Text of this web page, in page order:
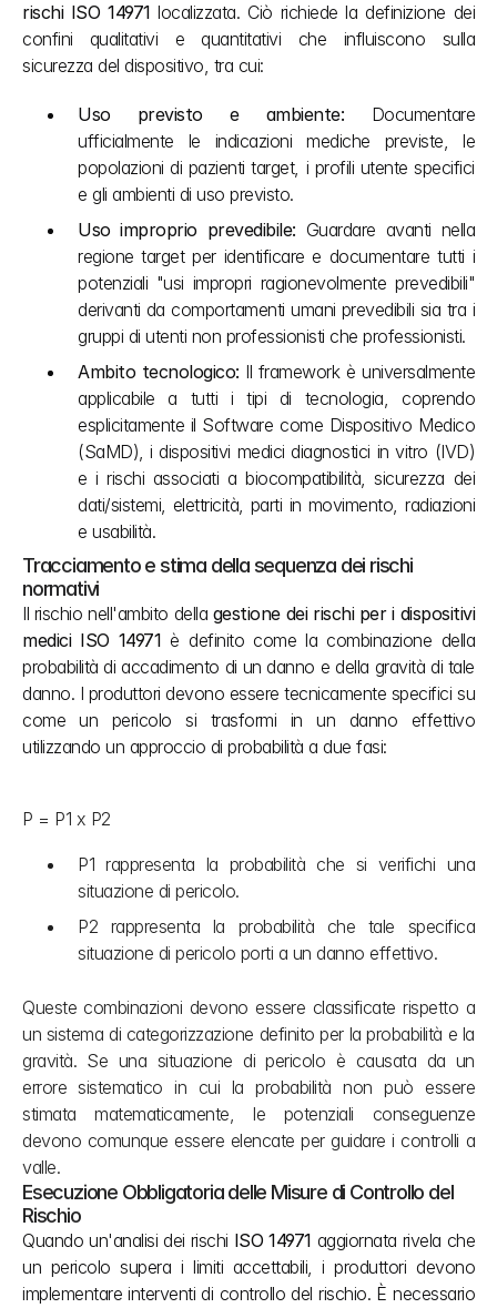
rischi ISO 14971 localizzata. Ciò richiede la definizione dei
confini qualitativi e quantitativi che influiscono sulla
sicurezza del dispositivo, tra cui:
Uso previsto e ambiente: Documentare
ufficialmente le indicazioni mediche previste, le
popolazioni di pazienti target, i profili utente specifici
e gli ambienti di uso previsto.
Uso improprio prevedibile: Guardare avanti nella
regione target per identificare e documentare tutti i
potenziali "usi impropri ragionevolmente prevedibili"
derivanti da comportamenti umani prevedibili sia tra i
gruppi di utenti non professionisti che professionisti.
Ambito tecnologico: Il framework è universalmente
applicabile a tutti i tipi di tecnologia, coprendo
esplicitamente il Software come Dispositivo Medico
(SaMD), i dispositivi medici diagnostici in vitro (IVD)
e i rischi associati a biocompatibilità, sicurezza dei
dati/sistemi, elettricità, parti in movimento, radiazioni
e usabilità.
Tracciamento e stima della sequenza dei rischi
normativi
Il rischio nell'ambito della gestione dei rischi per i dispositivi
medici ISO 14971 è definito come la combinazione della
probabilità di accadimento di un danno e della gravità di tale
danno. I produttori devono essere tecnicamente specifici su
come un pericolo si trasformi in un danno effettivo
utilizzando un approccio di probabilità a due fasi:
P = P1 x P2
P1 rappresenta la probabilità che si verifichi una
situazione di pericolo.
P2 rappresenta la probabilità che tale specifica
situazione di pericolo porti a un danno effettivo.
Queste combinazioni devono essere classificate rispetto a
un sistema di categorizzazione definito per la probabilità e la
gravità. Se una situazione di pericolo è causata da un
errore sistematico in cui la probabilità non può essere
stimata matematicamente, le potenziali conseguenze
devono comunque essere elencate per guidare i controlli a
valle.
Esecuzione Obbligatoria delle Misure di Controllo del
Rischio
Quando un'analisi dei rischi ISO 14971 aggiornata rivela che
un pericolo supera i limiti accettabili, i produttori devono
implementare interventi di controllo del rischio. È necessario